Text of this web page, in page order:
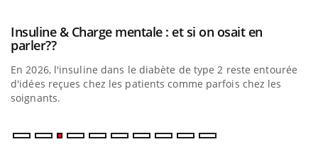
Youtube
Insuline & Charge mentale : et si on osait en
parler??Youtube
En 2026, l'insuline dans le diabète de type 2 reste entourée
d'idées reçues chez les patients comme parfois chez les
soignants.